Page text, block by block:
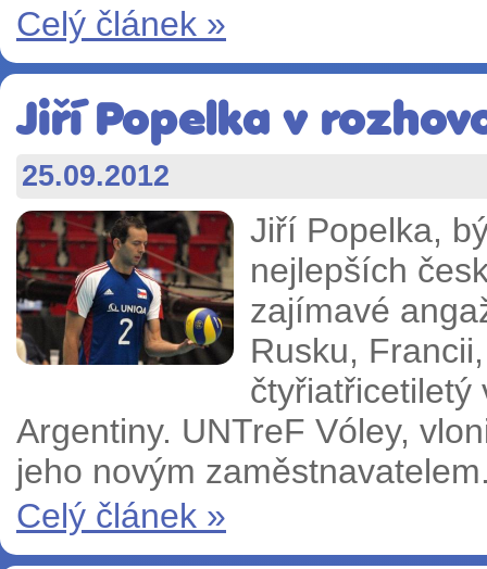
Celý článek »
Jiří Popelka v
25.09.2012
Jiří Popelka,
nejlepších
zajímavé
Rusku,
čtyřiatřicetiletý
Argentiny. UNTreF Vóley,
jeho novým
Celý článek »